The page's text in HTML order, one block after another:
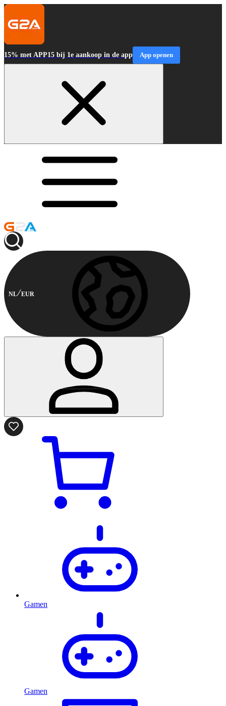
15% met APP15 bij 1e aankoop in de app App openen
NL EUR
Gamen
Gamen